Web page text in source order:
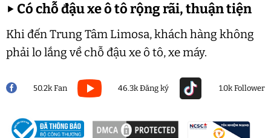
▶ Có chỗ đậu xe ô tô rộng rãi, thuận tiện
Khi đến Trung Tâm Limosa, khách hàng không
phải lo lắng về chỗ đậu xe ô tô, xe máy.
50.2k Fan 46.3k Đăng ký 1.0k Follower